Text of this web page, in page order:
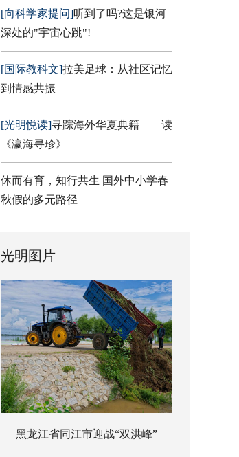
[向科学家提问]听到了吗?这是银河
深处的"宇宙心跳"!
[国际教科文]拉美足球：从社区记忆
到情感共振
[光明悦读]寻踪海外华夏典籍——读
《瀛海寻珍》
休而有育，知行共生 国外中小学春
秋假的多元路径
光明图片
黑龙江省同江市迎战“双洪峰”